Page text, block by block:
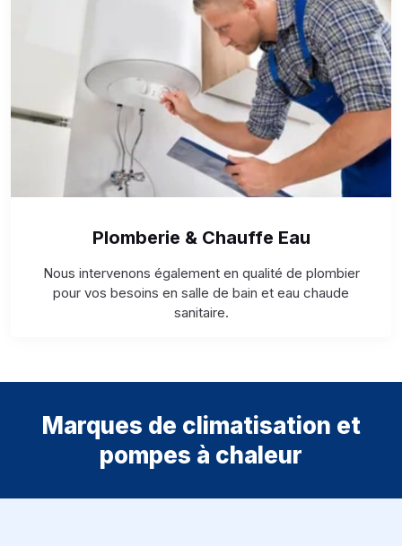
Plomberie & Chauffe Eau
Nous intervenons également en qualité de plombier
pour vos besoins en salle de bain et eau chaude
sanitaire.
Marques de climatisation et
pompes à chaleur